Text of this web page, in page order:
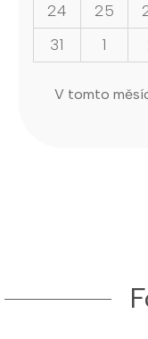
24
25
31
1
V tomto